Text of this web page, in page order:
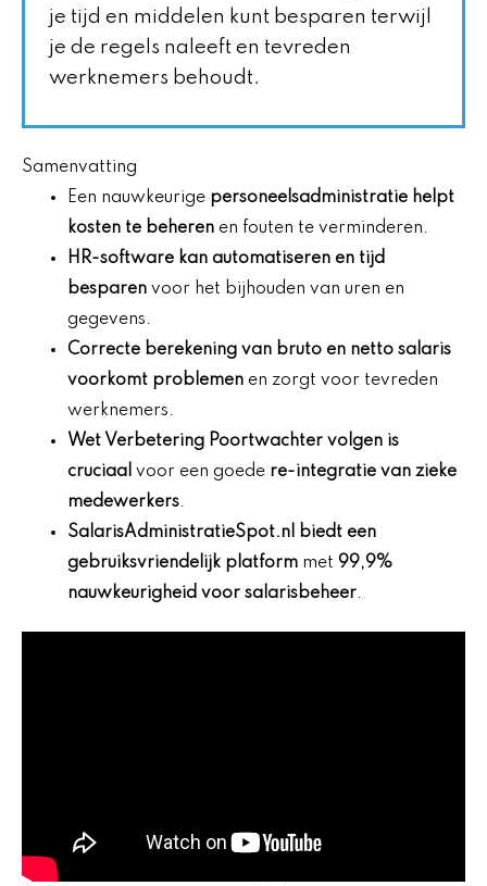
je tijd en middelen kunt besparen terwijl
je de regels naleeft en tevreden
werknemers behoudt.
Samenvatting
Een nauwkeurige personeelsadministratie helpt
kosten te beheren en fouten te verminderen.
HR-software kan automatiseren en tijd
besparen voor het bijhouden van uren en
gegevens.
Correcte berekening van bruto en netto salaris
voorkomt problemen en zorgt voor tevreden
werknemers.
Wet Verbetering Poortwachter volgen is
cruciaal voor een goede re-integratie van zieke
medewerkers.
SalarisAdministratieSpot.nl biedt een
gebruiksvriendelijk platform met 99,9%
nauwkeurigheid voor salarisbeheer.